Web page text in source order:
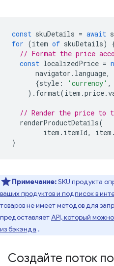
const skuDetails = await
for (item of skuDetails)
// Format the price
const localizedPrice =
navigator . language,
{style : 'currency' ,
). format(item .price.
// Render the price to
renderProductDetails(
item . itemId, item .
}
Примечание:SKU продукта
ваших продуктов и подписок в
товаров не имеет методов для
предоставляетAPI, который
из бэкэнда .
Создайте поток